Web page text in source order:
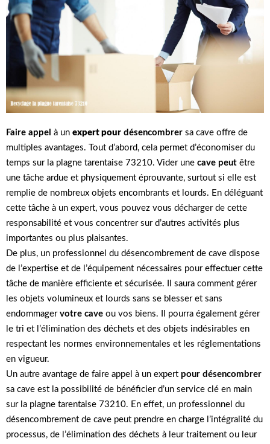
Faire appel à un expert pour désencombrer sa cave offre de
multiples avantages. Tout d’abord, cela permet d’économiser du
temps sur la plagne tarentaise 73210. Vider une cave peut être
une tâche ardue et physiquement éprouvante, surtout si elle est
remplie de nombreux objets encombrants et lourds. En déléguant
cette tâche à un expert, vous pouvez vous décharger de cette
responsabilité et vous concentrer sur d’autres activités plus
importantes ou plus plaisantes.
De plus, un professionnel du désencombrement de cave dispose
de l’expertise et de l’équipement nécessaires pour effectuer cette
tâche de manière efficiente et sécurisée. Il saura comment gérer
les objets volumineux et lourds sans se blesser et sans
endommager votre cave ou vos biens. Il pourra également gérer
le tri et l’élimination des déchets et des objets indésirables en
respectant les normes environnementales et les réglementations
en vigueur.
Un autre avantage de faire appel à un expert pour désencombrer
sa cave est la possibilité de bénéficier d’un service clé en main
sur la plagne tarentaise 73210. En effet, un professionnel du
désencombrement de cave peut prendre en charge l’intégralité du
processus, de l’élimination des déchets à leur traitement ou leur